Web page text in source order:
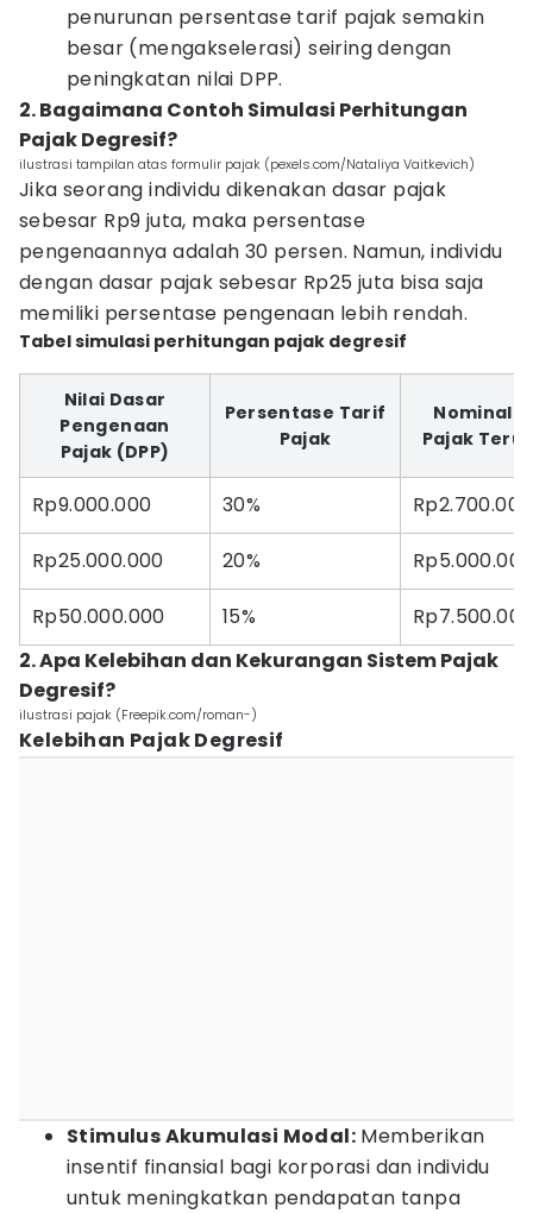
penurunan persentase tarif pajak semakin
besar (mengakselerasi) seiring dengan
peningkatan nilai DPP.
2. Bagaimana Contoh Simulasi Perhitungan
Pajak Degresif?
ilustrasi tampilan atas formulir pajak (pexels.com/Nataliya Vaitkevich)
Jika seorang individu dikenakan dasar pajak
sebesar Rp9 juta, maka persentase
pengenaannya adalah 30 persen. Namun, individu
dengan dasar pajak sebesar Rp25 juta bisa saja
memiliki persentase pengenaan lebih rendah.
Tabel simulasi perhitungan pajak degresif
Nilai Dasar
Pengenaan
Pajak (DPP)
Persentase Tarif
Pajak
Nominal
Pajak
Rp9.000.000 30% Rp2.700.000
Rp25.000.000 20% Rp5.000.000
Rp50.000.000 15%
Rp7.500.000
2. Apa Kelebihan dan Kekurangan Sistem Pajak
Degresif?
ilustrasi pajak (Freepik.com/roman-)
Kelebihan Pajak Degresif
Stimulus Akumulasi Modal: Memberikan
insentif finansial bagi korporasi dan individu
untuk meningkatkan pendapatan tanpa